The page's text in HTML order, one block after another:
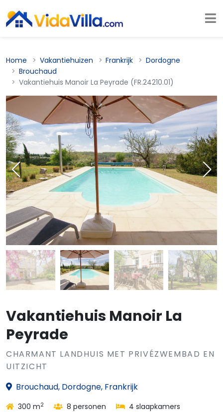
Home Vakantiehuizen Frankrijk
Dordogne
Brouchaud
Vakantiehuis Manoir La Peyrade (FR.24210.01)
Vakantiehuis Manoir La
Peyrade
CHARMANT LANDHUIS MET PRIVÉZWEMBAD EN
UITZICHT
Brouchaud, Dordogne, Frankrijk
300 m2 8 personen
4 slaapkamers